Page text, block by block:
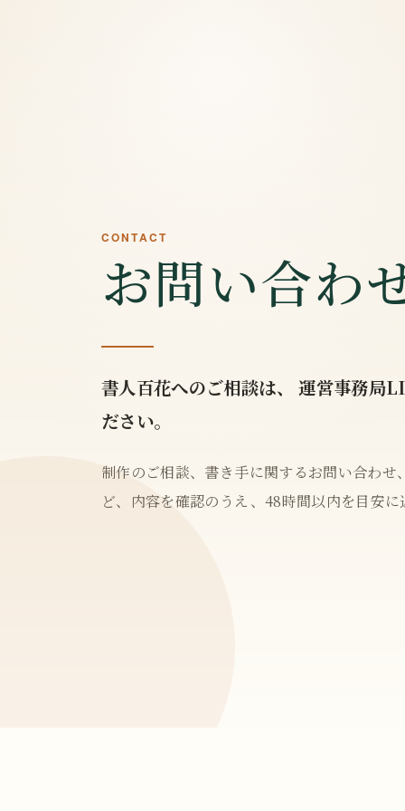
CONTACT
お問い合わ
書人百花へのご相談は、 運営事務局
ださい。
制作のご相談、書き手に関するお問い合わせ
ど、内容を確認のうえ、48時間以内を目安に